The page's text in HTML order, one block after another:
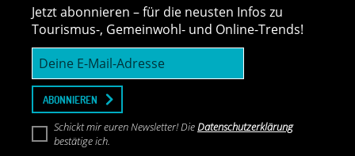
Jetzt abonnieren – für die neusten Infos zu
Tourismus-, Gemeinwohl- und Online-Trends!
E-
Mail-
Adresse
ABONNIEREN
Schickt mir euren Newsletter! DieDatenschutzerklärung
bestätige ich.